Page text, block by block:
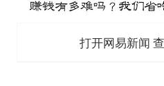
打开网易新闻